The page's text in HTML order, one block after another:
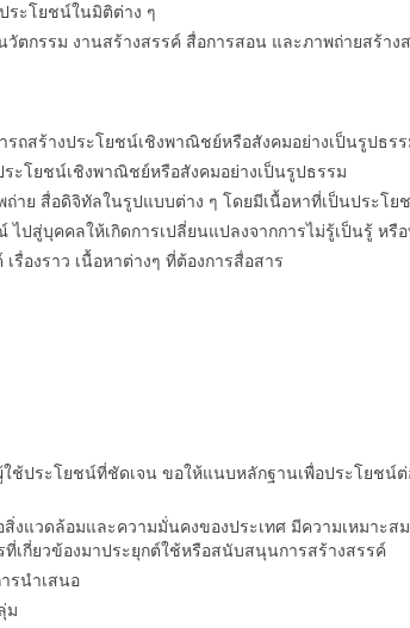
ระโยชน์ในมิติต่าง ๆ
กรรม งานสร้างสรรค์ สื่อการสอน และภาพถ่ายสร้าง
ถสร้างประโยชน์เชิงพาณิชย์หรือสังคมอย่างเป็นรูปธรร
ะโยชน์เชิงพาณิชย์หรือสังคมอย่างเป็นรูปธรรม
าย สื่อดิจิทัลในรูปแบบต่าง ๆ โดยมีเนื้อหาที่เป็นประโย
ปสู่บุคคลให้เกิดการเปลี่ยนแปลงจากการไม่รู้เป็นรู้ หรื
รื่องราว เนื้อหาต่างๆ ที่ต้องการสื่อสาร
ช้ประโยชน์ที่ชัดเจน ขอให้แนบหลักฐานเพื่อประโยชน์
วดล้อมและความมั่นคงของประเทศ มีความเหมาะส
เกี่ยวข้องมาประยุกต์ใช้หรือสนับสนุนการสร้างสรรค์
รนำเสนอ
ม